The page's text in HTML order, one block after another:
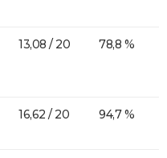
13,08 / 20 78,8 %
16,62 / 20 94,7 %